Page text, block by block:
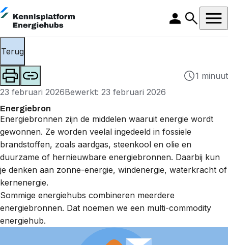
Terug
1 minuut
23 februari 2026Bewerkt: 23 februari 2026
Energiebron
Energiebronnen zijn de middelen waaruit energie wordt
gewonnen. Ze worden veelal ingedeeld in fossiele
brandstoffen, zoals aardgas, steenkool en olie en
duurzame of hernieuwbare energiebronnen. Daarbij kun
je denken aan zonne-energie, windenergie, waterkracht of
kernenergie.
Sommige energiehubs combineren meerdere
energiebronnen. Dat noemen we een multi-commodity
energiehub.